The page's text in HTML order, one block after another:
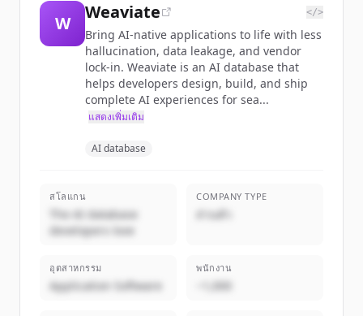
W
Weaviate </>
Bring AI-native applications to life with less
hallucination, data leakage, and vendor
lock-in. Weaviate is an AI database that
helps developers design, build, and ship
complete AI experiences for sea...
แสดงเพิ่มเติม
AI database
สโลแกน
The AI database
developers love
COMPANY TYPE
ส่วนตัว
อุตสาหกรรม
Application Software
พนักงาน
~1,000